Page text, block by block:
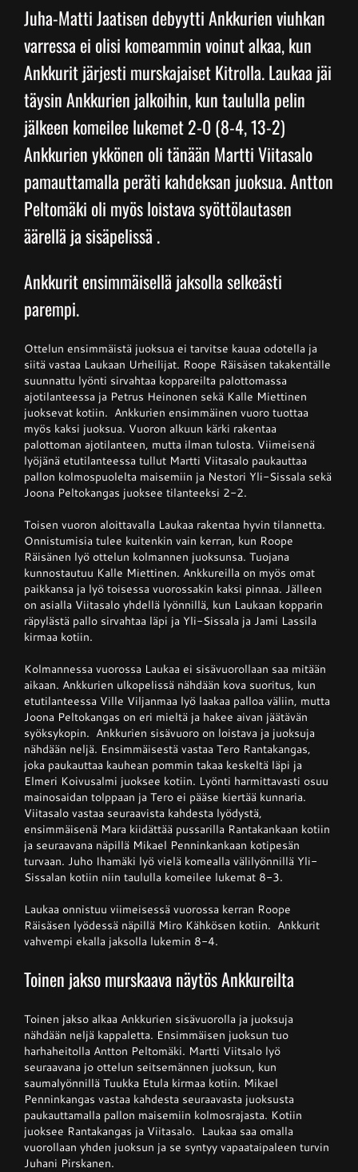
Junnupesis
Fanituotteet
Palvelut
Info
Juha-Matti Jaatisen debyytti Ankkurien viuhkan
varressa ei olisi komeammin voinut alkaa, kun
Ankkurit järjesti murskajaiset Kitrolla. Laukaa jäi
täysin Ankkurien jalkoihin, kun taululla pelin
jälkeen komeilee lukemet 2-0 (8-4, 13-2)
Ankkurien ykkönen oli tänään Martti Viitasalo
pamauttamalla peräti kahdeksan juoksua. Antton
Peltomäki oli myös loistava syöttölautasen
äärellä ja sisäpelissä .
Ankkurit ensimmäisellä jaksolla selkeästi
parempi.
Ottelun ensimmäistä juoksua ei tarvitse kauaa odotella ja
siitä vastaa Laukaan Urheilijat. Roope Räisäsen takakentälle
suunnattu lyönti sirvahtaa koppareilta palottomassa
ajotilanteessa ja Petrus Heinonen sekä Kalle Miettinen
juoksevat kotiin. Ankkurien ensimmäinen vuoro tuottaa
myös kaksi juoksua. Vuoron alkuun kärki rakentaa
palottoman ajotilanteen, mutta ilman tulosta. Viimeisenä
lyöjänä etutilanteessa tullut Martti Viitasalo paukauttaa
pallon kolmospuolelta maisemiin ja Nestori Yli-Sissala sekä
Joona Peltokangas juoksee tilanteeksi 2-2.
Toisen vuoron aloittavalla Laukaa rakentaa hyvin tilannetta.
Onnistumisia tulee kuitenkin vain kerran, kun Roope
Räisänen lyö ottelun kolmannen juoksunsa. Tuojana
kunnostautuu Kalle Miettinen. Ankkureilla on myös omat
paikkansa ja lyö toisessa vuorossakin kaksi pinnaa. Jälleen
on asialla Viitasalo yhdellä lyönnillä, kun Laukaan kopparin
räpylästä pallo sirvahtaa läpi ja Yli-Sissala ja Jami Lassila
kirmaa kotiin.
Kolmannessa vuorossa Laukaa ei sisävuorollaan saa mitään
aikaan. Ankkurien ulkopelissä nähdään kova suoritus, kun
etutilanteessa Ville Viljanmaa lyö laakaa palloa väliin, mutta
Joona Peltokangas on eri mieltä ja hakee aivan jäätävän
syöksykopin. Ankkurien sisävuoro on loistava ja juoksuja
nähdään neljä. Ensimmäisestä vastaa Tero Rantakangas,
joka paukauttaa kauhean pommin takaa keskeltä läpi ja
Elmeri Koivusalmi juoksee kotiin. Lyönti harmittavasti osuu
mainosaidan tolppaan ja Tero ei pääse kiertää kunnaria.
Viitasalo vastaa seuraavista kahdesta lyödystä,
ensimmäisenä Mara kiidättää pussarilla Rantakankaan kotiin
ja seuraavana näpillä Mikael Penninkankaan kotipesän
turvaan. Juho Ihamäki lyö vielä komealla välilyönnillä Yli-
Sissalan kotiin niin taululla komeilee lukemat 8-3.
Laukaa onnistuu viimeisessä vuorossa kerran Roope
Räisäsen lyödessä näpillä Miro Kähkösen kotiin. Ankkurit
vahvempi ekalla jaksolla lukemin 8-4.
Toinen jakso murskaava näytös Ankkureilta
Toinen jakso alkaa Ankkurien sisävuorolla ja juoksuja
nähdään neljä kappaletta. Ensimmäisen juoksun tuo
harhaheitolla Antton Peltomäki. Martti Viitsalo lyö
seuraavana jo ottelun seitsemännen juoksun, kun
saumalyönnillä Tuukka Etula kirmaa kotiin. Mikael
Penninkangas vastaa kahdesta seuraavasta juoksusta
paukauttamalla pallon maisemiin kolmosrajasta. Kotiin
juoksee Rantakangas ja Viitasalo. Laukaa saa omalla
vuorollaan yhden juoksun ja se syntyy vapaataipaleen turvin
Juhani Pirskanen.